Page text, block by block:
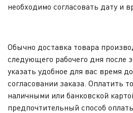
необходимо согласовать дату и
Обычно доставка товара
следующего рабочего дня после
указать удобное для вас время
согласовании заказа. Оплатить
наличными или банковской
предпочтительный способ